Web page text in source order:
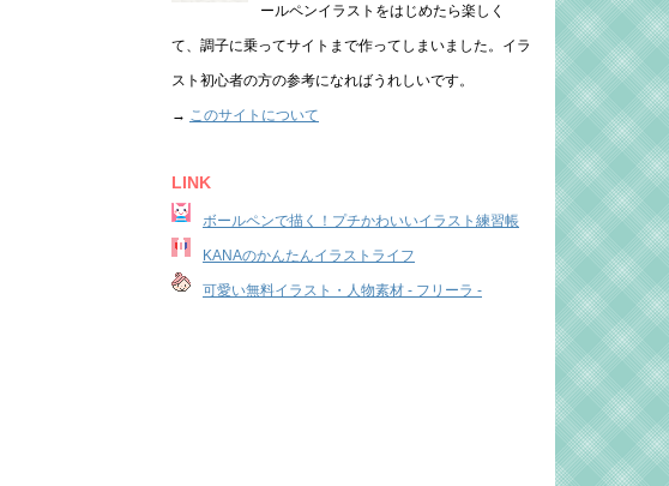
ールペンイラストをはじめたら楽しく
て、調子に乗ってサイトまで作ってしまいました。イラ
スト初心者の方の参考になればうれしいです。
→ このサイトについて
LINK
ボールペンで描く！プチかわいいイラスト練習帳
KANAのかんたんイラストライフ
可愛い無料イラスト・人物素材 - フリーラ -